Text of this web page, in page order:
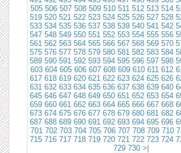
505 506 507 508 509 510 511 512 513 514
519 520 521 522 523 524 525 526 527 528
533 534 535 536 537 538 539 540 541 542
547 548 549 550 551 552 553 554 555 556
561 562 563 564 565 566 567 568 569 570
575 576 577 578 579 580 581 582 583 584
589 590 591 592 593 594 595 596 597 598
603 604 605 606 607 608 609 610 611 612
617 618 619 620 621 622 623 624 625 626
631 632 633 634 635 636 637 638 639 640
645 646 647 648 649 650 651 652 653 654
659 660 661 662 663 664 665 666 667 668
673 674 675 676 677 678 679 680 681 682
687 688 689 690 691 692 693 694 695 696
701 702 703 704 705 706 707 708 709 710
715 716 717 718 719 720 721 722 723 724
729 730 >|